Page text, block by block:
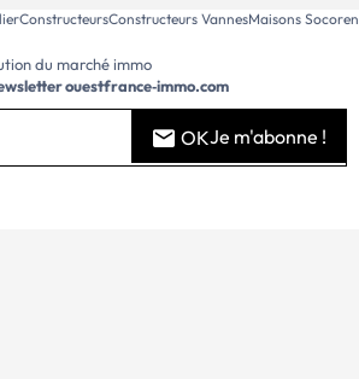
ConstructeursConstructeurs VannesMaisons Socoren
du marché immo
ouestfrance‑immo.com
OKJe m'abonne !